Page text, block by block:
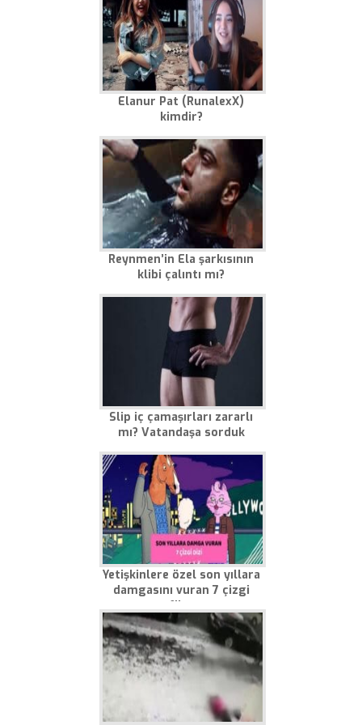
Elanur Pat (RunalexX)
kimdir?
Reynmen’in Ela şarkısının
klibi çalıntı mı?
Slip iç çamaşırları zararlı
mı? Vatandaşa sorduk
Yetişkinlere özel son yıllara
damgasını vuran 7 çizgi
film